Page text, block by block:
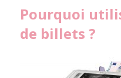
Pourquoi
de billets ?